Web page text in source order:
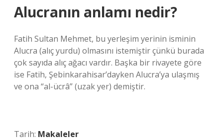
Alucranın anlamı nedir?
Fatih Sultan Mehmet, bu yerleşim yerinin isminin
Alucra (alıç yurdu) olmasını istemiştir çünkü burada
çok sayıda alıç ağacı vardır. Başka bir rivayete göre
ise Fatih, Şebinkarahisar’dayken Alucra’ya ulaşmış
ve ona “al-ücrâ” (uzak yer) demiştir.
Tarih: Makaleler